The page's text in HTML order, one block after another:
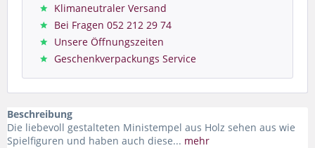
Klimaneutraler Versand
Bei Fragen 052 212 29 74
Unsere Öffnungszeiten
Geschenkverpackungs Service
Beschreibung
Die liebevoll gestalteten Ministempel aus Holz sehen aus wie
Spielfiguren und haben auch diese... mehr